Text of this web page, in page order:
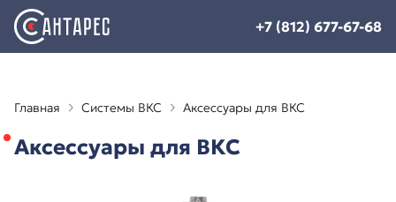
+7 (812) 677-67-68
Главная Системы ВКС Аксессуары для ВКС
Аксессуары для ВКС